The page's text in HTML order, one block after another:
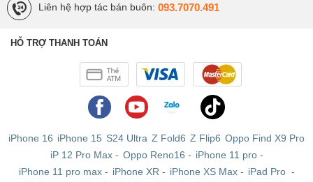
Liên hệ hợp tác bán buôn: 093.7070.491
HỖ TRỢ THANH TOÁN
iPhone 16 iPhone 15 S24 Ultra Z Fold6 Z Flip6 Oppo Find X9 Pro
iP 12 Pro Max- Oppo Reno16 - iPhone 11 pro-
iPhone 11 pro max- iPhone XR- iPhone XS Max- iPad Pro -